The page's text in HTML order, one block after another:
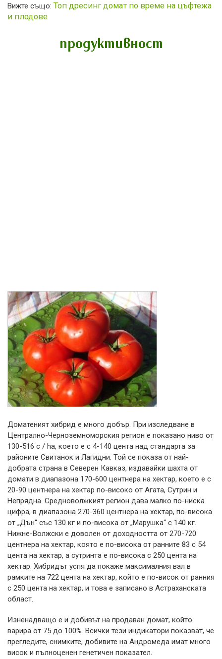
Вижте също: Топ дресинг домат по време на цъфтежа
и плодове
продуктивност
Доматеният хибрид е много добър. При изследване в
Централно-Черноземноморския регион е показано ниво от
130-516 c / ha, което е с 4-140 цента над стандарта за
районите Свитанок и Лагидни. Той се показа от най-
добрата страна в Северен Кавказ, издавайки шахта от
домати в диапазона 170-600 центнера на хектар, което е с
20-90 центнера на хектар по-високо от Агата, Сутрин и
Непрядна. Средноволжкият регион дава малко по-ниска
цифра, в диапазона 270-360 центнера на хектар, по-висока
от „Дън“ със 130 кг и по-висока от „Марушка“ с 140 кг.
Нижне-Волжски е доволен от доходността от 270-720
центнера на хектар, която е по-висока от ранните 83 с 54
цента на хектар, а сутринта е по-висока с 250 цента на
хектар. Хибридът успя да покаже максималния вал в
рамките на 722 цента на хектар, който е по-висок от ранния
с 250 цента на хектар, и това е записано в Астраханската
област.
Изненадващо е и добивът на продаван домат, който
варира от 75 до 100%. Всички тези индикатори показват, че
прегледите, снимките, добивите на Андромеда имат много
висок и пълноценен генетичен показател.